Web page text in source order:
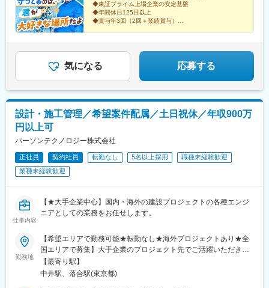
◆東証プライム上場企業の安定基盤
◆年間休日125日以上
◆賞与年3回（2回＋業績賞与）
気になる 応募する
設計・施工管理／希望案件配属／土日祝休／年収900万
円以上可
パーソンテクノロジー株式会社
正社員 契約社員 転勤なし 5名以上採用
職種未経験歓迎
業種未経験歓迎
仕事内容
【★大手企業中心】国内・海外の建設プロジェクトの各種エンジ
ニアとしての業務をお任せします。
勤務地
【希望エリアで勤務可能★転勤なし★海外プロジェクトあり★全
国エリアで募集】大手企業のプロジェクト先でご活躍いただきま
す。※希望がない限り、転居を伴う転勤はありません。■本社／東
京都新宿区上落合2-22-11 加瀬ビル155 8階・都営地下鉄大江戸線
【最寄り駅】
中井駅、落合駅(東京都)